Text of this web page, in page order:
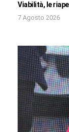
Viabilità, le
7 Agosto 2026